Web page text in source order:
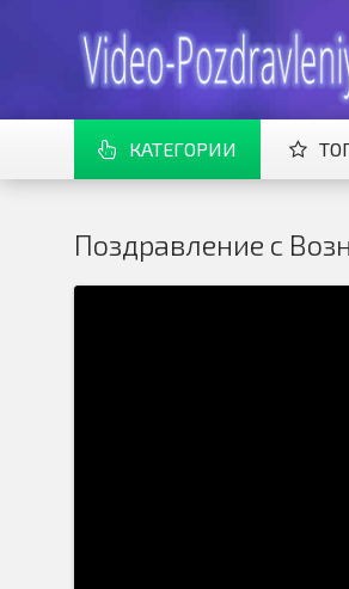
КАТЕГОРИИ
Поздравление с